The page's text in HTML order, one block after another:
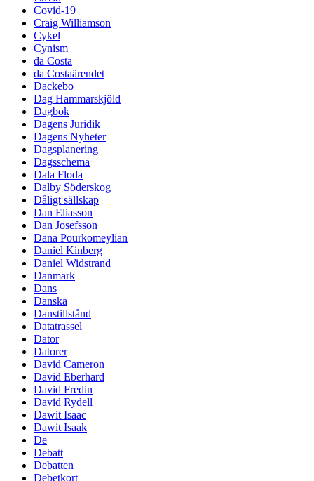
Covid-19
Craig Williamson
Cykel
Cynism
da Costa
da Costaärendet
Dackebo
Dag Hammarskjöld
Dagbok
Dagens Juridik
Dagens Nyheter
Dagsplanering
Dagsschema
Dala Floda
Dalby Söderskog
Dåligt sällskap
Dan Eliasson
Dan Josefsson
Dana Pourkomeylian
Daniel Kinberg
Daniel Widstrand
Danmark
Dans
Danska
Danstillstånd
Datatrassel
Dator
Datorer
David Cameron
David Eberhard
David Fredin
David Rydell
Dawit Isaac
Dawit Isaak
De
Debatt
Debatten
Debetkort